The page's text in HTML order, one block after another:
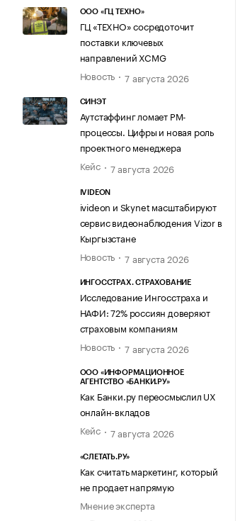
ООО «ГЦ ТЕХНО»
ГЦ «ТЕХНО» сосредоточит
поставки ключевых
направлений XCMG
Новость
7 августа 2026
СИНЭТ
Аутстаффинг ломает PM-
процессы. Цифры и новая роль
проектного менеджера
Кейс
7 августа 2026
IVIDEON
ivideon и Skynet масштабируют
сервис видеонаблюдения Vizor в
Кыргызстане
Новость
7 августа 2026
ИНГОССТРАХ. СТРАХОВАНИЕ
Исследование Ингосстраха и
НАФИ: 72% россиян доверяют
страховым компаниям
Новость
7 августа 2026
ООО «ИНФОРМАЦИОННОЕ
АГЕНТСТВО «БАНКИ.РУ»
Как Банки.ру переосмыслил UX
онлайн-вкладов
Кейс
7 августа 2026
«СЛЕТАТЬ.РУ»
Как считать маркетинг, который
не продает напрямую
Мнение эксперта